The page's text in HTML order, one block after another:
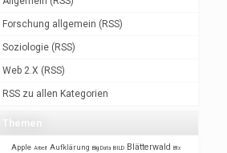
Forschung allgemein ( RSS)
Soziologie( RSS)
Web 2.X ( RSS)
RSS zu allen Kategorien
Themen
Apple Arbeit Aufklärung Big Data BILD Blätterwald Btx